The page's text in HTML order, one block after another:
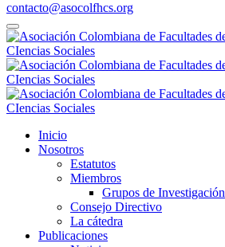
contacto@asocolfhcs.org
Inicio
Nosotros
Estatutos
Miembros
Grupos de Investigación
Consejo Directivo
La cátedra
Publicaciones